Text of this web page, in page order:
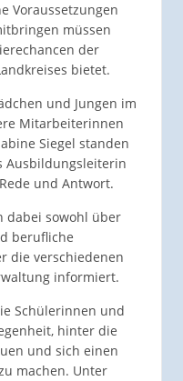
Voraussetzungen
müssen
der
bietet.
und Jungen im
Mitarbeiterinnen
Siegel standen
Ausbildungsleiterin
und Antwort.
dabei sowohl über
berufliche
die verschiedenen
informiert.
Schülerinnen und
hinter die
und sich einen
machen. Unter